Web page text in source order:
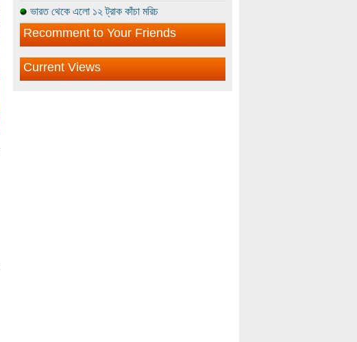
ভারত থেকে এলো ১২ ট্রাক কাঁচা মরিচ
Recomment to Your Friends
Current Views